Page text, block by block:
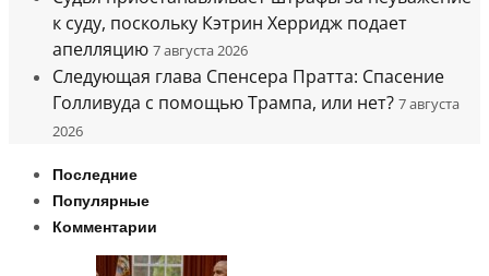
к суду, поскольку Кэтрин Херридж подает
апелляцию 7 августа 2026
Следующая глава Спенсера Пратта: Спасение
Голливуда с помощью Трампа, или нет? 7 августа
2026
Последние
Популярные
Комментарии